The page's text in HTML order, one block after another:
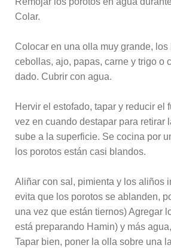
Colar.
Colocar en una olla muy grande, los
cebollas, ajo, papas, carne y trigo o
dado. Cubrir con agua.
Hervir el estofado, tapar y reducir el
vez en cuando destapar para retirar
sube a la superficie. Se cocina por
los porotos están casi blandos.
Aliñar con sal, pimienta y los aliños
evita que los porotos se ablanden,
una vez que están tiernos) Agregar
está preparando Hamin) y más
Tapar bien, poner la olla sobre una